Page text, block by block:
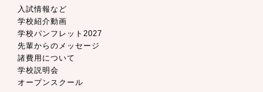
入試情報など
学校紹介動画
学校パンフレット2027
先輩からのメッセージ
諸費用について
学校説明会
オープンスクール